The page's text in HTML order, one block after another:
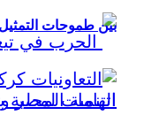
بين طموحات